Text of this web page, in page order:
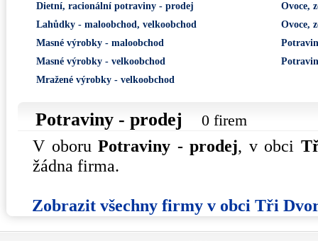
Dietní, racionální potraviny - prodej
Lahůdky - maloobchod, velkoobchod
Masné výrobky - maloobchod
Masné výrobky - velkoobchod
Mražené výrobky - velkoobchod
Ovoce,
Ovoce,
Potraviny - prodej 0 firem
V oboruPotraviny - prodej, v obci
žádna firma.
Zobrazit všechny firmy v obci Tři